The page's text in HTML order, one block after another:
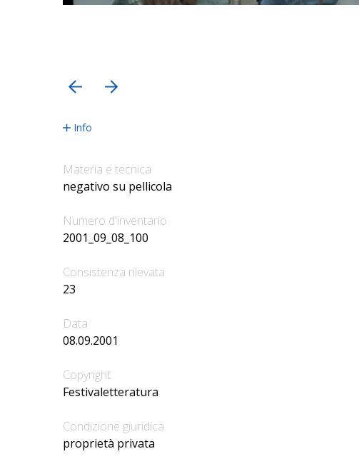
Info
Materia e tecnica
negativo su pellicola
Numero d'inventario
2001_09_08_100
Consistenza rilevata
23
Data
08.09.2001
Copyright
Festivaletteratura
Condizione giuridica
proprietà privata